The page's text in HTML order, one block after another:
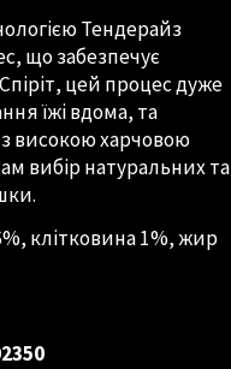
Тендерайз
що забезпечує
цей процес дуже
їжі вдома, та
високою харчовою
вибір натуральних та
клітковина 1%, жир